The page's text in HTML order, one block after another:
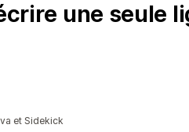
une seule
et Sidekick